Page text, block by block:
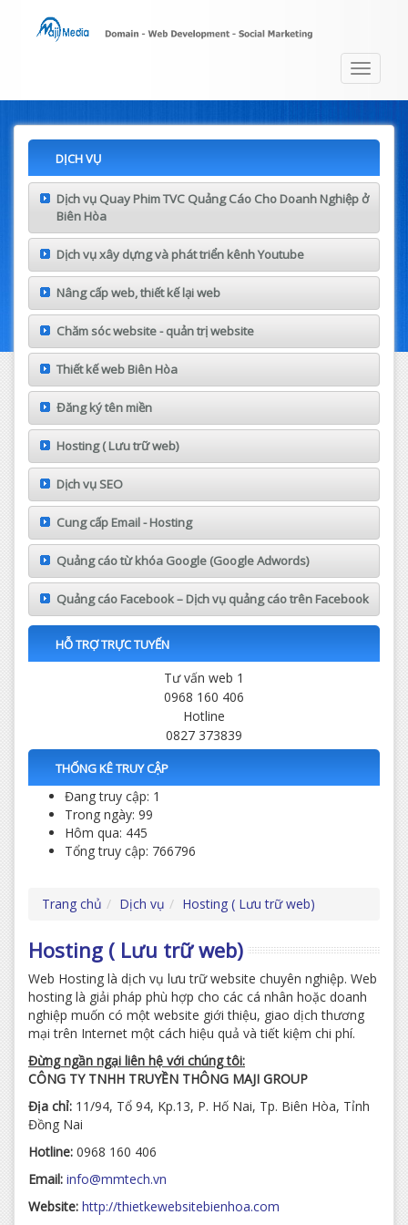
Toggle
DỊCH VỤ
Dịch vụ Quay Phim TVC Quảng Cáo Cho Doanh Nghiệp ở
Biên Hòa
Dịch vụ xây dựng và phát triển kênh Youtube
Nâng cấp web, thiết kế lại web
Chăm sóc website - quản trị website
Thiết kế web Biên Hòa
Đăng ký tên miền
Hosting ( Lưu trữ web)
Dịch vụ SEO
Cung cấp Email - Hosting
Quảng cáo từ khóa Google (Google Adwords)
Quảng cáo Facebook – Dịch vụ quảng cáo trên Facebook
HỖ TRỢ TRỰC TUYẾN
Tư vấn web 1
0968 160 406
Hotline
0827 373839
THỐNG KÊ TRUY CẬP
Đang truy cập: 1
Trong ngày: 99
Hôm qua: 445
Tổng truy cập: 766796
Trang chủ Dịch vụ Hosting ( Lưu trữ web)
Hosting ( Lưu trữ web)
Web Hosting là dịch vụ lưu trữ website chuyên nghiệp. Web
hosting là giải pháp phù hợp cho các cá nhân hoặc doanh
nghiệp muốn có một website giới thiệu, giao dịch thương
mại trên Internet một cách hiệu quả và tiết kiệm chi phí.
Đừng ngần ngại liên hệ với chúng tôi:
CÔNG TY TNHH TRUYỀN THÔNG MAJI GROUP
Địa chỉ: 11/94, Tổ 94, Kp.13, P. Hố Nai, Tp. Biên Hòa, Tỉnh
Đồng Nai
Hotline: 0968 160 406
Email: info@mmtech.vn
Website: http://thietkewebsitebienhoa.com